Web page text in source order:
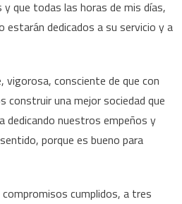
que todas las horas de mis días,
dedicados a su servicio y a
vigorosa, consciente de que con
construir una mejor sociedad que
dedicando nuestros empeños y
porque es bueno para
cumplidos, a tres